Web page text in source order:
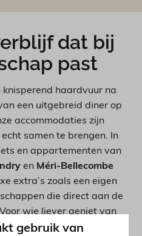
dat bij
past
knisperend haardvuur na
een uitgebreid diner op
accommodaties zijn
samen te brengen. In
en appartementen van
en Méri-Bellecombe
extra’s zoals een eigen
die direct aan de
wie liever geniet van
de vrijstaande villa’s van
gebruik van